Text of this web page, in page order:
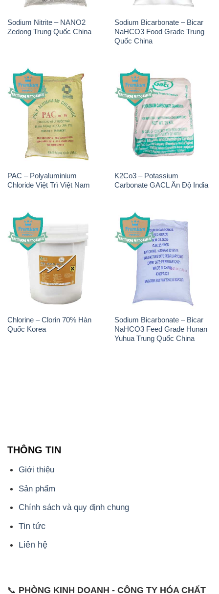
Sodium Nitrite – NANO2
Zedong Trung Quốc China
Sodium Bicarbonate – Bicar
NaHCO3 Food Grade Trung
Quốc China
PAC – Polyaluminium
Chloride Việt Trì Việt Nam
K2Co3 – Potassium
Carbonate GACL Ấn Độ India
Chlorine – Clorin 70% Hàn
Quốc Korea
Sodium Bicarbonate – Bicar
NaHCO3 Feed Grade Hunan
Yuhua Trung Quốc China
THÔNG TIN
Giới thiệu
Sản phẩm
Chính sách và quy định chung
Tin tức
Liên hệ
📞 PHÒNG KINH DOANH - CÔNG TY HÓA CHẤT